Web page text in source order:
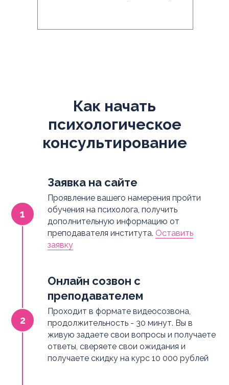
Как начать
психологическое
консультирование
Заявка на сайте
Проявление вашего намерения пройти
обучения на психолога, получить
дополнительную информацию от
преподавателя института. Оставить
заявку
Онлайн созвон с
преподавателем
Проходит в формате видеосозвона,
продолжительность - 30 минут. Вы в
живую задаете свои вопросы и получаете
ответы, сверяете свои ожидания и
получаете скидку на курс 10 000 рублей